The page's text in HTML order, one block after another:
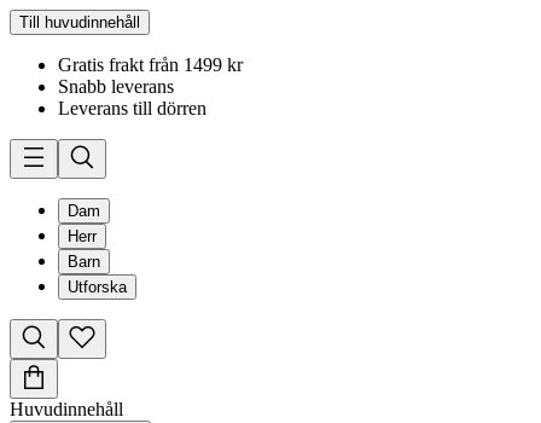
Till huvudinnehåll
Gratis frakt från 1499 kr
Snabb leverans
Leverans till dörren
Dam
Herr
Barn
Utforska
Huvudinnehåll